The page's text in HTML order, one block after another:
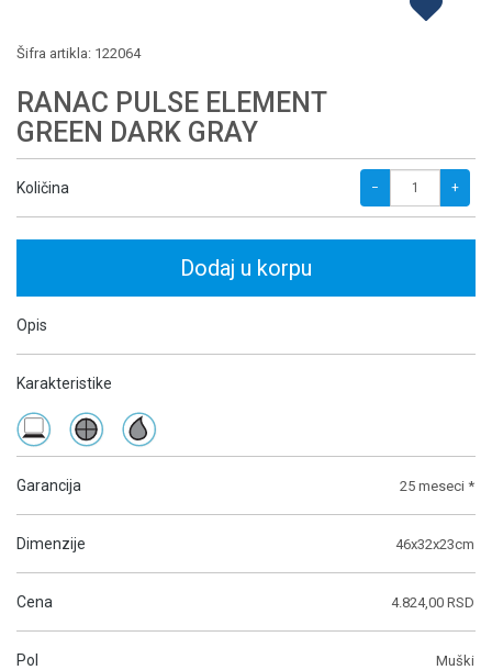
Šifra artikla: 122064
RANAC PULSE ELEMENT
GREEN DARK GRAY
Količina − +
Dodaj u korpu
Opis
Karakteristike
Garancija 25 meseci *
Dimenzije 46x32x23cm
Cena 4.824,00 RSD
Pol Muški